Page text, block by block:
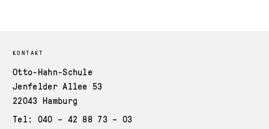
KONTAKT
Otto-Hahn-Schule
Jenfelder Allee 53
22043 Hamburg
Tel: 040 – 42 88 73 – 03